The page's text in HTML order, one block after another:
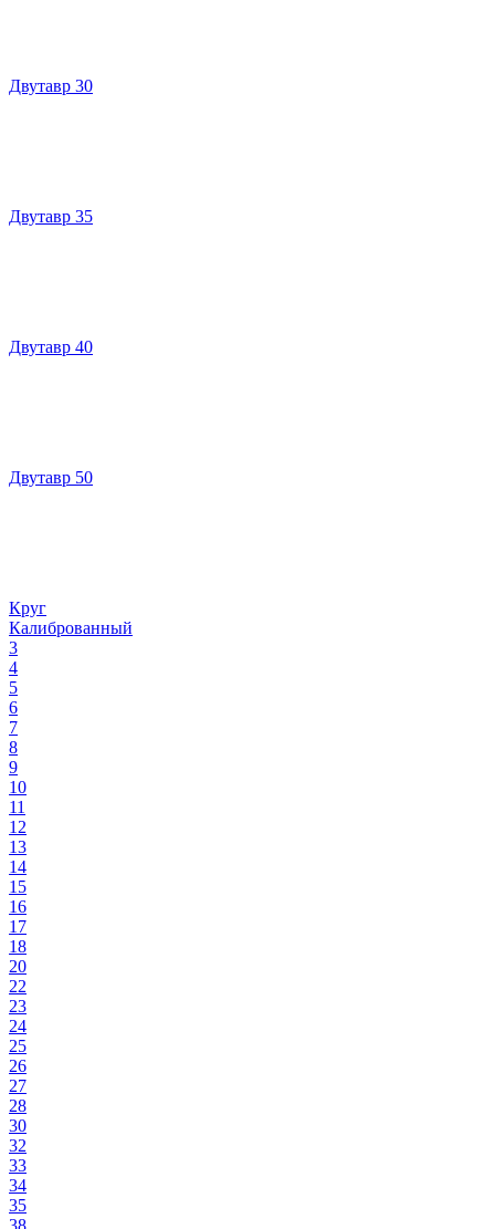
Двутавр 30
Двутавр 35
Двутавр 40
Двутавр 50
Круг
Калиброванный
3
4
5
6
7
8
9
10
11
12
13
14
15
16
17
18
20
22
23
24
25
26
27
28
30
32
33
34
35
38